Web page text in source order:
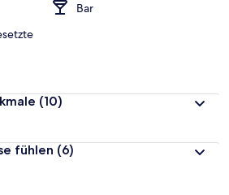
Bar
(10)
fühlen (6)